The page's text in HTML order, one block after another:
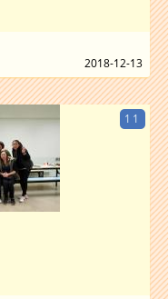
2018-12-13
11